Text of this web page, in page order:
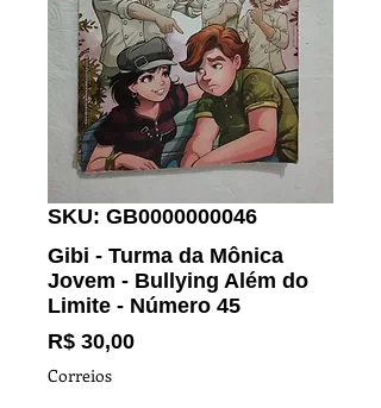
SKU: GB0000000046
Gibi - Turma da Mônica
Jovem - Bullying Além do
Limite - Número 45
R$ 30,00Preço
Correios